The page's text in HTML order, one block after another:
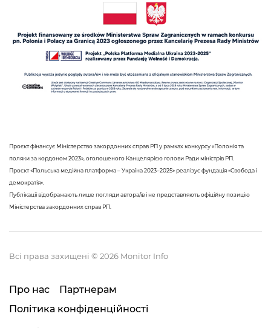
Проєкт фінансує Міністерство закордонних справ РП у рамках конкурсу «Полонія та
поляки за кордоном 2023», оголошеного Канцелярією голови Ради міністрів РП.
Проєкт «Польська медійна платформа – Україна 2023–2025» реалізує фундація «Свобода і
демократія».
Публікації відображають лише погляди автора/ів і не представляють офіційну позицію
Міністерства закордонних справ РП.
Всі права захищені © 2026 Monitor Info
Про нас
Партнерам
Політика конфіденційності